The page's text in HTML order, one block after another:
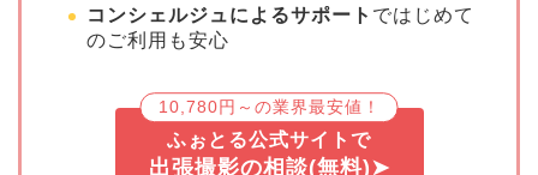
コンシェルジュによるサポート ではじめて
のご利用も安心
10,780円～の業界最安値！
ふぉとる公式サイトで
出張撮影の相談(無料)➤